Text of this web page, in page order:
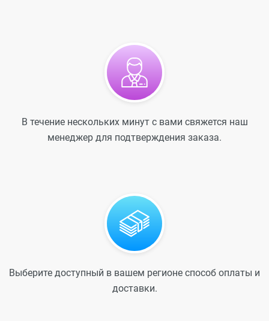
В течение нескольких минут с вами свяжется наш
менеджер для подтверждения заказа.
Выберите доступный в вашем регионе способ оплаты и
доставки.